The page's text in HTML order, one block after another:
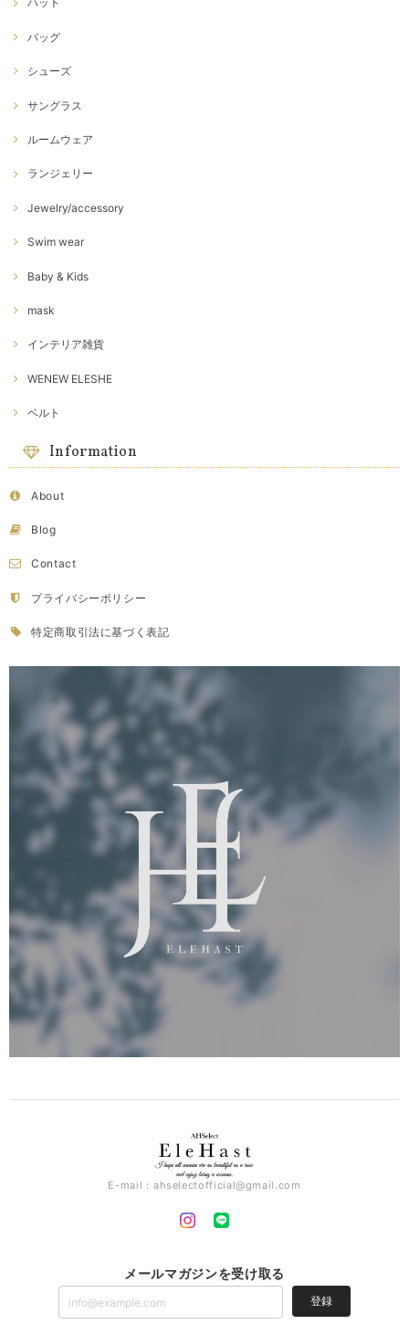
ハット
バッグ
シューズ
サングラス
ルームウェア
ランジェリー
Jewelry/accessory
Swim wear
Baby & Kids
mask
インテリア雑貨
WENEW ELESHE
ベルト
Information
About
Blog
Contact
プライバシーポリシー
特定商取引法に基づく表記
E-mail： ahselectofficial@gmail.com
メールマガジンを受け取る
登録